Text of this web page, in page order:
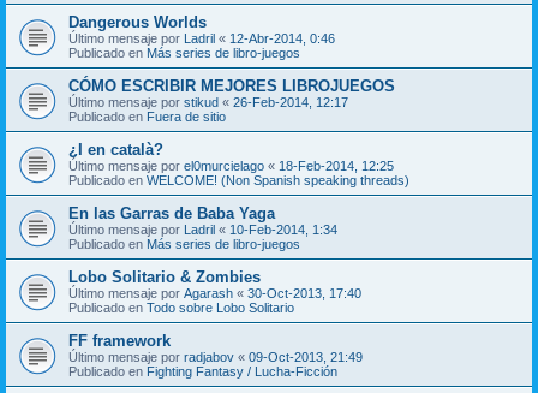
Dangerous Worlds
Último mensaje por Ladril « 12-Abr-2014, 0:46
Publicado en Más series de libro-juegos
CÓMO ESCRIBIR MEJORES LIBROJUEGOS
Último mensaje por stikud « 26-Feb-2014, 12:17
Publicado en Fuera de sitio
¿I en català?
Último mensaje por el0murcielago « 18-Feb-2014, 12:25
Publicado en WELCOME! (Non Spanish speaking threads)
En las Garras de Baba Yaga
Último mensaje por Ladril « 10-Feb-2014, 1:34
Publicado en Más series de libro-juegos
Lobo Solitario & Zombies
Último mensaje por Agarash « 30-Oct-2013, 17:40
Publicado en Todo sobre Lobo Solitario
FF framework
Último mensaje por radjabov « 09-Oct-2013, 21:49
Publicado en Fighting Fantasy / Lucha-Ficción